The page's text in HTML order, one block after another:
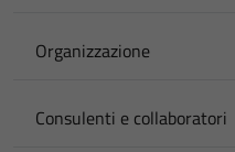
Organizzazione
Consulenti e collaboratori